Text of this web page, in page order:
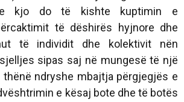
kjo do të kishte kuptimin e
të dëshirës hyjnore dhe
të individit dhe kolektivit nën
sipas saj në mungesë të një
thënë ndryshe mbajtja përgjegjës e
e kësaj bote dhe të botës